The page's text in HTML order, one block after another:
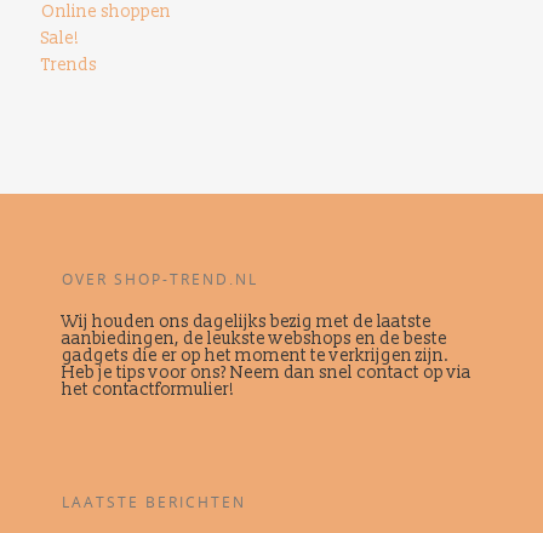
Online shoppen
Sale!
Trends
OVER SHOP-TREND.NL
Wij houden ons dagelijks bezig met de laatste
aanbiedingen, de leukste webshops en de beste
gadgets die er op het moment te verkrijgen zijn.
Heb je tips voor ons? Neem dan snel contact op via
het contactformulier!
LAATSTE BERICHTEN